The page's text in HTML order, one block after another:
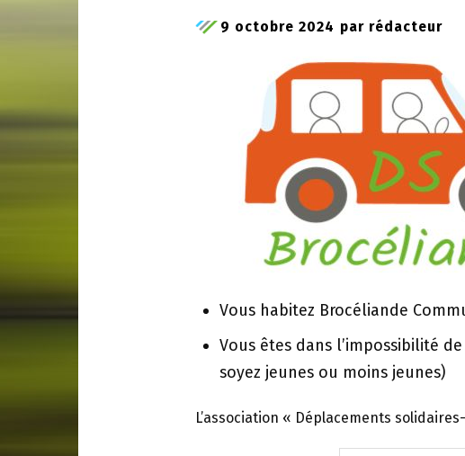
9 octobre 2024 par rédacteur
Vous habitez Brocéliande
Vous êtes dans l’impossibilité
soyez jeunes ou moins jeunes)
L’association « Déplacements